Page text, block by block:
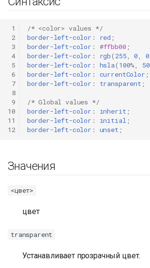
1
2
3
4
5
6
7
8
9
10
11
12
/* <color> values */
border-left-color : red ;
border-left-color : #ffbb00 ;
border-left-color : rgb(255, 0, 0
border-left-color : hsla( 100%, 50
border-left-color : currentColor ;
border-left-color : transparent ;
/* Global values */
border-left-color : inherit ;
border-left-color : initial ;
border-left-color : unset ;
Значения
<цвет>
цвет
transparent
Устанавливает прозрачный цвет.